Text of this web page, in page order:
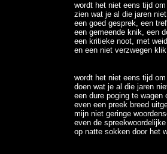
wordt het niet eens tijd
zien wat je al die jaren
een goed gesprek, een
een gemeende knik, een
een kritieke noot, met
en een niet verzwegen klik
wordt het niet eens tijd
doen wat je al die jaren
een dure poging te wagen
even een preek breed
mijn niet geringe
even de
op natte sokken door het